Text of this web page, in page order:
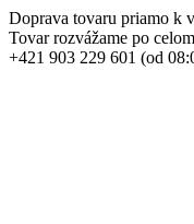
Doprava tovaru priamo k
Tovar rozvážame po
+421 903 229 601 (od